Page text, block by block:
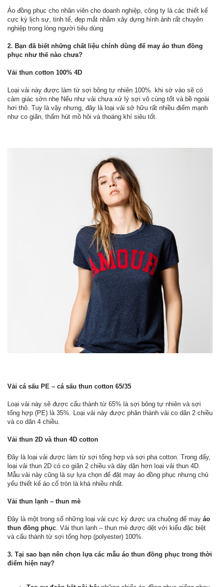
Áo đồng phục cho nhân viên cho doanh nghiệp, công ty là các thiết kế
cực kỳ lịch sự, tinh tế, đẹp mắt nhằm xây dựng hình ảnh rất chuyên
nghiệp trong lòng người tiêu dùng
2. Bạn đã biết những chất liệu chính dùng để may áo thun đồng
phục như thế nào chưa?
Vải thun cotton 100% 4D
Loại vải này được làm từ sợi bông tự nhiên 100%. khi sờ vào sẽ có
cảm giác sờn nhẹ Nếu như vải chưa xử lý sợi vô cùng tốt và bề ngoài
hơi thô. Tuy là vậy nhưng, đây là loại vải sở hữu rất nhiều điểm mạnh
như co giãn, thấm hút mồ hôi và thoáng khí siêu tốt.
Vải cá sấu PE – cá sấu thun cotton 65/35
Loại vải này sẽ được cấu thành từ 65% là sợi bông tự nhiên và sợi
tổng hợp (PE) là 35%. Loại vải này được phân thành vải co dãn 2 chiều
và co dãn 4 chiều.
Vải thun 2D và thun 4D cotton
Đây là loại vải được làm từ sợi tổng hợp và sợi pha cotton. Trong đấy,
loại vải thun 2D có co giãn 2 chiều và dày dặn hơn loại vải thun 4D.
Mẫu vải này cũng là sự lựa chọn để đặt may áo đồng phục nhưng chủ
yếu thiết kế áo cổ tròn là khá nhiều nhất.
Vải thun lạnh – thun mè
Đây là một trong số những loại vải cực kỳ được ưa chuộng để may áo
thun đồng phục. Vải thun lạnh – thun mè được dệt với kiểu đặc biệt
và cấu thành từ sợi tổng hợp (polyester) 100%.
3. Tại sao bạn nên chọn lựa các mẫu áo thun đồng phục trong thời
điểm hiện nay?